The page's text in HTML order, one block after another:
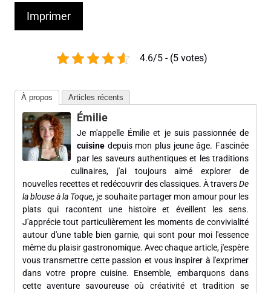
Imprimer
4.6/5 - (5 votes)
À propos Articles récents
Émilie
Je m'appelle Émilie et je suis passionnée de
cuisine depuis mon plus jeune âge. Fascinée
par les saveurs authentiques et les traditions
culinaires, j'ai toujours aimé explorer de
nouvelles recettes et redécouvrir des classiques. À traversDe
la blouse à la Toque, je souhaite partager mon amour pour les
plats qui racontent une histoire et éveillent les sens.
J'apprécie tout particulièrement les moments de convivialité
autour d'une table bien garnie, qui sont pour moi l'essence
même du plaisir gastronomique. Avec chaque article, j'espère
vous transmettre cette passion et vous inspirer à l'exprimer
dans votre propre cuisine. Ensemble, embarquons dans
cette aventure savoureuse où créativité et tradition se